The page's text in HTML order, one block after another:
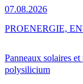
07.08.2026
Panneaux solaires
polysilicium
PROENERGIE,